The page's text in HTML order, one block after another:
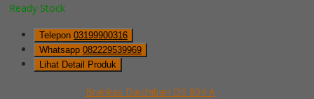
Ready Stock
Telepon 03199900316
Whatsapp 082229539969
Lihat Detail Produk
Brankas Daichiban DS 804 A